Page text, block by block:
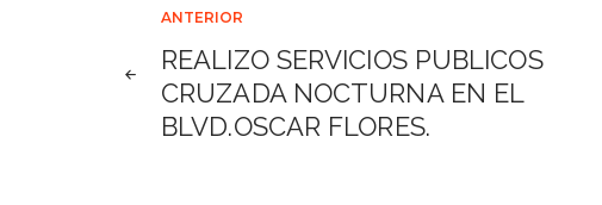
Navegación
de
entradas
ANTERIOR
REALIZO SERVICIOS PUBLICOS
CRUZADA NOCTURNA EN EL
BLVD.OSCAR FLORES.